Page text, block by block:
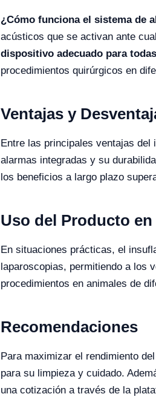
¿Cómo funciona el sistema de
acústicos que se activan ante
dispositivo adecuado para
procedimientos quirúrgicos en
Ventajas y
Entre las principales ventajas del
alarmas integradas y su
los beneficios a largo plazo
Uso del Producto en
En situaciones prácticas, el
laparoscopias, permitiendo a los
procedimientos en animales de
Recomendaciones
Para maximizar el rendimiento
para su limpieza y cuidado.
una cotización a través de la